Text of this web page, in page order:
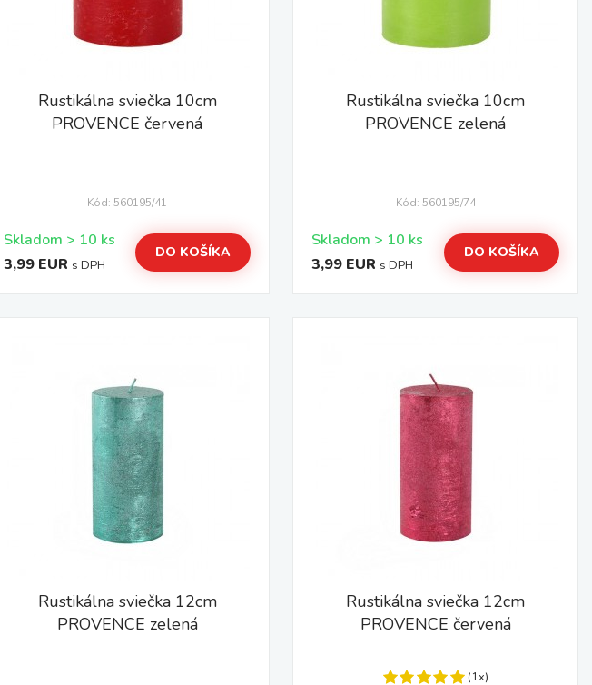
Rustikálna sviečka 10cm
PROVENCE červená
Kód: 560195/41
Skladom > 10 ks
3,99 EUR s DPH
DO KOŠÍKA
Rustikálna sviečka 10cm
PROVENCE zelená
Kód: 560195/74
Skladom > 10 ks
3,99 EUR s DPH
DO KOŠÍKA
Rustikálna sviečka 12cm
PROVENCE zelená
Rustikálna sviečka 12cm
PROVENCE červená
(1x)